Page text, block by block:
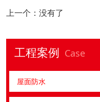
上一个：没有了
工程案例 Case
屋面防水